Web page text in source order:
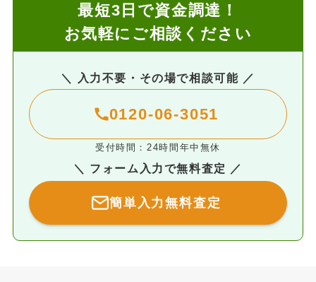
最短3日で資金調達！
お気軽にご相談ください
＼ 入力不要・その場で相談可能 ／
0120-06-3051
受付時間：24時間年中無休
＼ フォーム入力で無料査定 ／
簡単入力無料査定